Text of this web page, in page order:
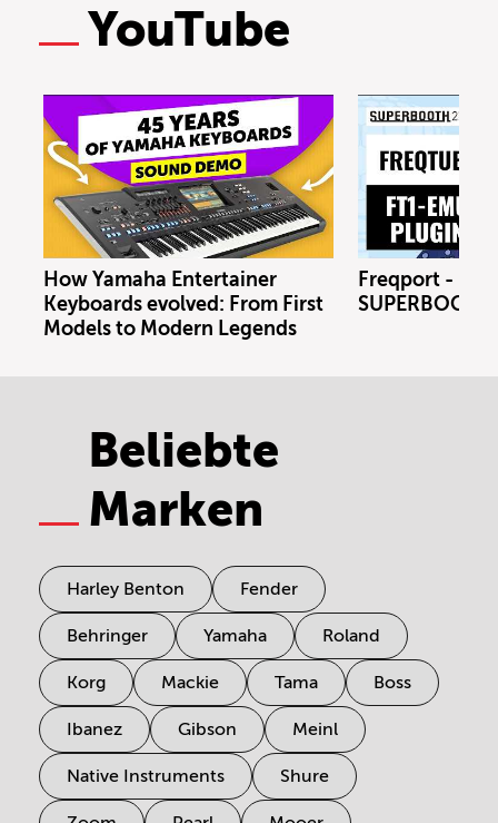
YouTube
How Yamaha Entertainer
Keyboards evolved: From First
Models to Modern Legends
Freqport -
Beliebte
Marken
Harley Benton Fender
Behringer Yamaha Roland
Korg Mackie Tama Boss
Ibanez Gibson Meinl
Native Instruments Shure